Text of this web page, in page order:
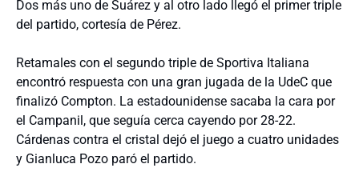
Dos más uno de Suárez y al otro lado llegó el primer triple
del partido, cortesía de Pérez.
Retamales con el segundo triple de Sportiva Italiana
encontró respuesta con una gran jugada de la UdeC que
finalizó Compton. La estadounidense sacaba la cara por
el Campanil, que seguía cerca cayendo por 28-22.
Cárdenas contra el cristal dejó el juego a cuatro unidades
y Gianluca Pozo paró el partido.